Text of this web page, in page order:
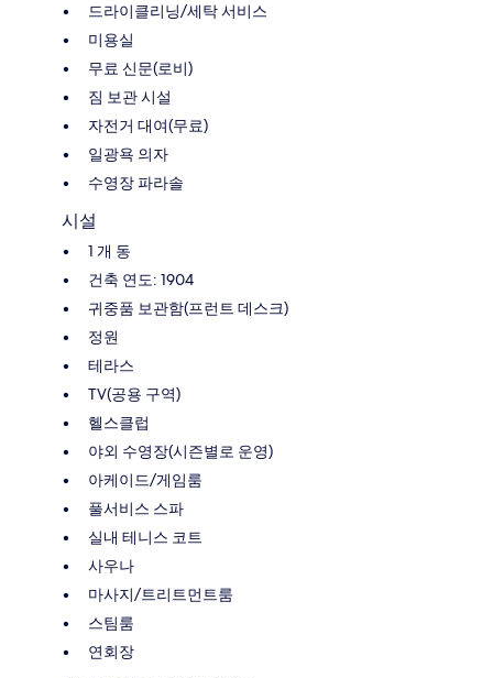
드라이클리닝/세탁 서비스
미용실
무료 신문(로비)
짐 보관 시설
자전거 대여(무료)
일광욕 의자
수영장 파라솔
시설
1 개 동
건축 연도: 1904
귀중품 보관함(프런트 데스크)
정원
테라스
TV(공용 구역)
헬스클럽
야외 수영장(시즌별로 운영)
아케이드/게임룸
풀서비스 스파
실내 테니스 코트
사우나
마사지/트리트먼트룸
스팀룸
연회장